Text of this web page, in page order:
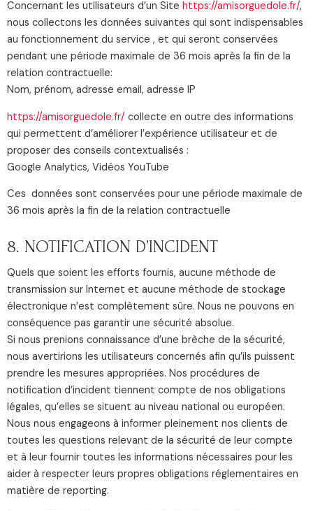
Concernant les utilisateurs d’un Site https://amisorguedole.fr/,
nous collectons les données suivantes qui sont indispensables
au fonctionnement du service , et qui seront conservées
pendant une période maximale de 36 mois après la fin de la
relation contractuelle:
Nom, prénom, adresse email, adresse IP
https://amisorguedole.fr/ collecte en outre des informations
qui permettent d’améliorer l’expérience utilisateur et de
proposer des conseils contextualisés :
Google Analytics, Vidéos YouTube
Ces données sont conservées pour une période maximale de
36 mois après la fin de la relation contractuelle
8. NOTIFICATION D’INCIDENT
Quels que soient les efforts fournis, aucune méthode de
transmission sur Internet et aucune méthode de stockage
électronique n’est complètement sûre. Nous ne pouvons en
conséquence pas garantir une sécurité absolue.
Si nous prenions connaissance d’une brèche de la sécurité,
nous avertirions les utilisateurs concernés afin qu’ils puissent
prendre les mesures appropriées. Nos procédures de
notification d’incident tiennent compte de nos obligations
légales, qu’elles se situent au niveau national ou européen.
Nous nous engageons à informer pleinement nos clients de
toutes les questions relevant de la sécurité de leur compte
et à leur fournir toutes les informations nécessaires pour les
aider à respecter leurs propres obligations réglementaires en
matière de reporting.